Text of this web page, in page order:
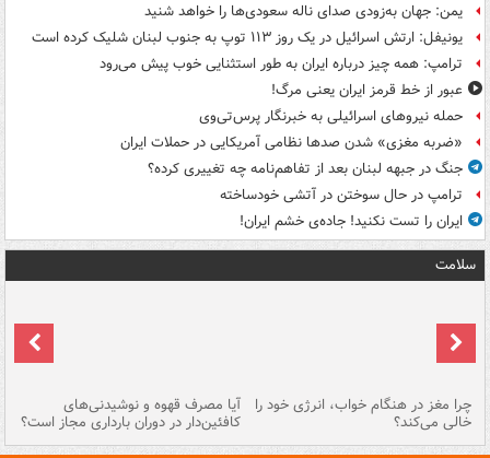
یمن: جهان به‌زودی صدای ناله سعودی‌ها را خواهد شنید
یونیفل: ارتش اسرائیل در یک روز ۱۱۳ توپ به جنوب لبنان شلیک کرده است
ترامپ: همه چیز درباره ایران به طور استثنایی خوب پیش می‌رود
عبور از خط قرمز ایران یعنی مرگ!
حمله نیروهای اسرائیلی به خبرنگار پرس‌تی‌وی
«ضربه مغزی» شدن صدها نظامی آمریکایی در حملات ایران
جنگ در جبهه لبنان بعد از تفاهم‌نامه چه تغییری کرده؟
ترامپ در حال سوختن در آتشی خودساخته
ایران را تست نکنید! جاده‌ی خشم ایران!
سلامت
چرا مغز در هنگام خواب، انرژی خود را
خالی می‌کند؟
آیا مصرف قهوه و نوشیدنی‌های
کافئین‌دار در دوران بارداری مجاز است؟